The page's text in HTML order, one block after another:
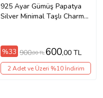
925 Ayar Gümüş Papatya
Silver Minimal Taşlı Charm
%33 900,00 TL 600,00 TL
2 Adet ve Üzeri %10 İndirim